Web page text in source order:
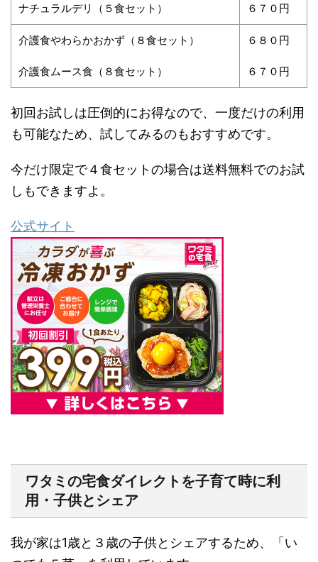
ナチュラルデリ（５食セット） ６７０円
介護食やわらかおかず（８食セット）
介護食ムース食（８食セット）
６８０円
６７０円
初回お試しは圧倒的にお得なので、一度だけの利用
も可能なため、試してみるのもおすすめです。
今だけ限定で４食セットの場合は送料無料でのお試
しもできますよ。
公式サイト
ワタミの宅食ダイレクトを子育て時に利
用・子供とシェア
我が家は1歳と３歳の子供とシェアするため、「い